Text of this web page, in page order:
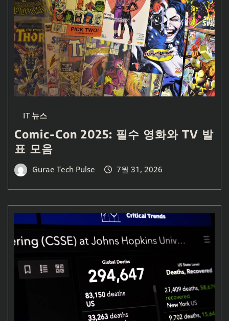
IT 뉴스
Comic-Con 2025: 필수 영화와 TV 발
표 모음
Gurae Tech Pulse 7월 31, 2026